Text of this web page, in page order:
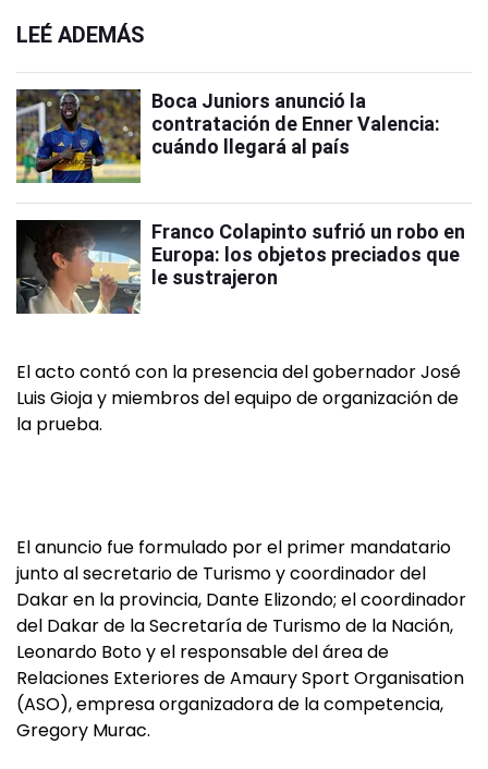
LEÉ ADEMÁS
Boca Juniors anunció la
contratación de Enner Valencia:
cuándo llegará al país
Franco Colapinto sufrió un robo en
Europa: los objetos preciados que
le sustrajeron
El acto contó con la presencia del gobernador José
Luis Gioja y miembros del equipo de organización de
la prueba.
El anuncio fue formulado por el primer mandatario
junto al secretario de Turismo y coordinador del
Dakar en la provincia, Dante Elizondo; el coordinador
del Dakar de la Secretaría de Turismo de la Nación,
Leonardo Boto y el responsable del área de
Relaciones Exteriores de Amaury Sport Organisation
(ASO), empresa organizadora de la competencia,
Gregory Murac.